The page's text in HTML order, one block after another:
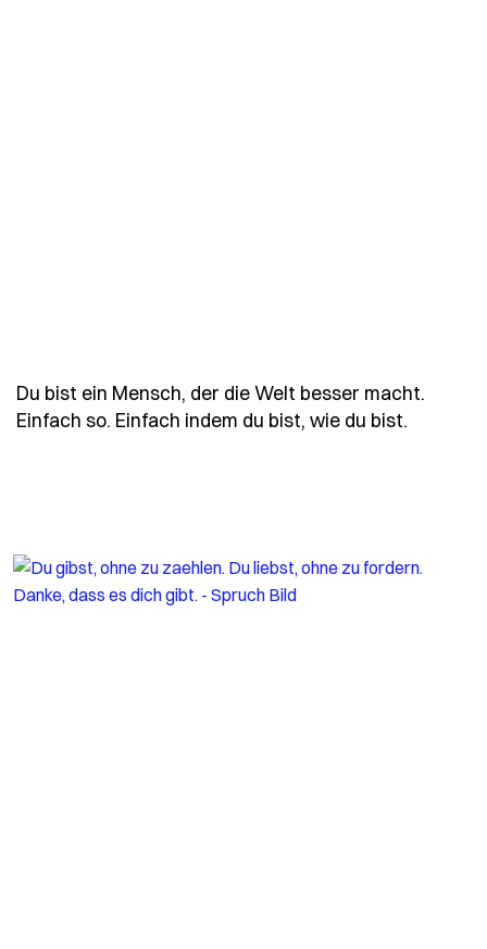
Du bist ein Mensch, der die Welt besser macht.
Einfach so. Einfach indem du bist, wie du bist.